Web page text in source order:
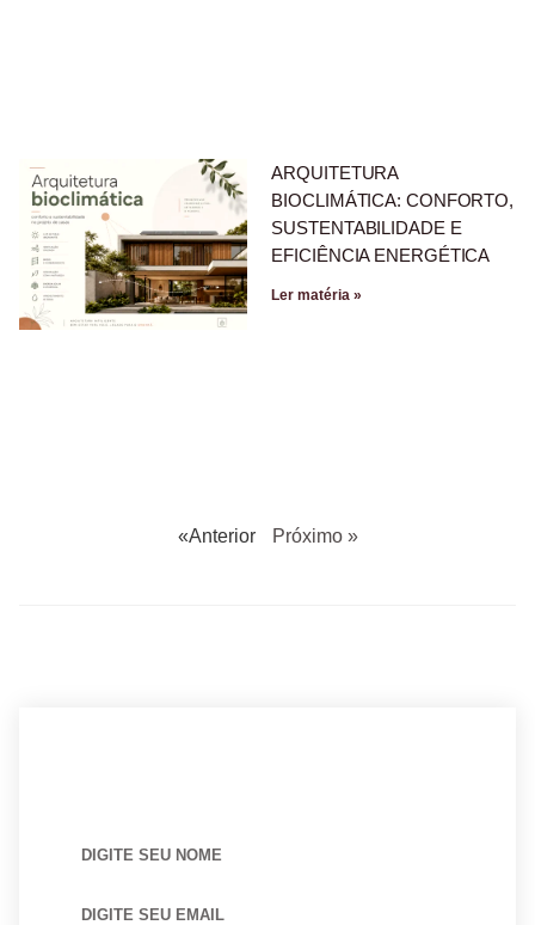
ARQUITETURA
BIOCLIMÁTICA: CONFORTO,
SUSTENTABILIDADE E
EFICIÊNCIA ENERGÉTICA
Ler matéria »
«Anterior Próximo »